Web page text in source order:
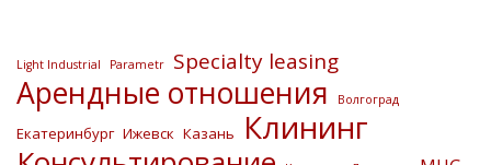
Light Industrial Parametr Specialty leasing
Арендные отношения Волгоград
Екатеринбург Ижевск Казань Клининг